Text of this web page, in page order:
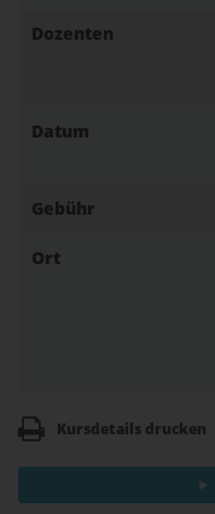
Dozenten
Datum
Gebühr
Ort
Kursdetails drucken